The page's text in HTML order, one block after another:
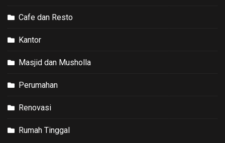
Cafe dan Resto
Kantor
Masjid dan Musholla
Perumahan
Renovasi
Rumah Tinggal